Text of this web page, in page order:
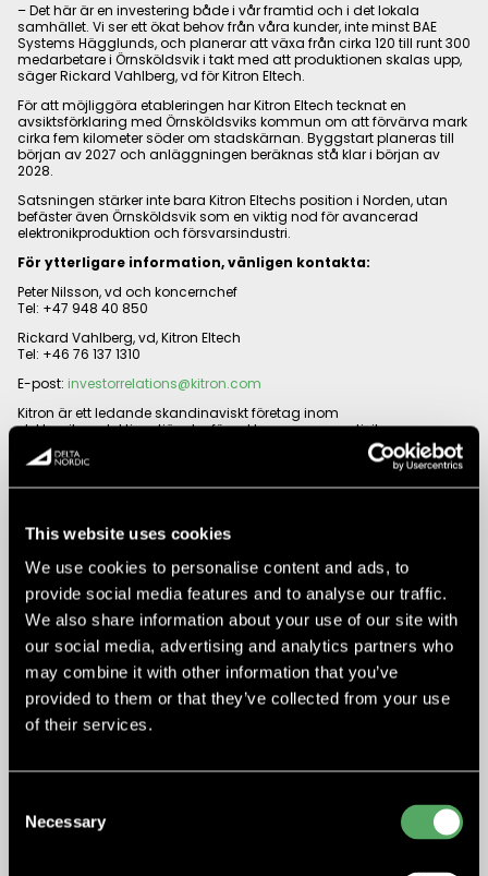
This website uses cookies
We use cookies to personalise content and ads, to
provide social media features and to analyse our traffic.
We also share information about your use of our site with
our social media, advertising and analytics partners who
may combine it with other information that you’ve
provided to them or that they’ve collected from your use
of their services.
Selection
Necessary
– Det här är en investering både i vår framtid och i det lokala
samhället. Vi ser ett ökat behov från våra kunder, inte minst BAE
Systems Hägglunds, och planerar att växa från cirka 120 till runt 300
medarbetare i Örnsköldsvik i takt med att produktionen skalas upp,
säger Rickard Vahlberg, vd för Kitron Eltech.
För att möjliggöra etableringen har Kitron Eltech tecknat en
avsiktsförklaring med Örnsköldsviks kommun om att förvärva mark
cirka fem kilometer söder om stadskärnan. Byggstart planeras till
början av 2027 och anläggningen beräknas stå klar i början av
2028.
Satsningen stärker inte bara Kitron Eltechs position i Norden, utan
befäster även Örnsköldsvik som en viktig nod för avancerad
elektronikproduktion och försvarsindustri.
För ytterligare information, vänligen kontakta:
Peter Nilsson, vd och koncernchef
Tel: +47 948 40 850
Rickard Vahlberg, vd, Kitron Eltech
Tel: +46 76 137 1310
E-post: investorrelations@kitron.com
Kitron är ett ledande skandinaviskt företag inom
elektronikproduktionstjänster för sektorerna connectivity,
elektrifiering, industri, medicinteknik
samt försvar/flyg. Koncernen har verksamhet i Norge, Sverige,
Danmark, Litauen, Tyskland, Polen, Tjeckien, Indien, Malaysia, Kina
Kitron har cirka 3 300 anställda och omsättningen uppgick till 738
www.kitron.com